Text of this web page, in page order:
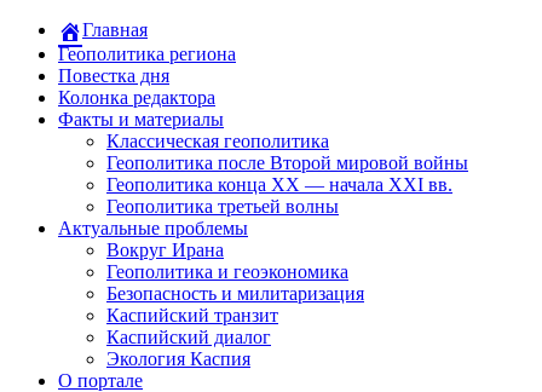
Главная
Геополитика региона
Повестка дня
Колонка редактора
Факты и материалы
Классическая геополитика
Геополитика после Второй мировой войны
Геополитика конца XX — начала XXI вв.
Геополитика третьей волны
Актуальные проблемы
Вокруг Ирана
Геополитика и геоэкономика
Безопасность и милитаризация
Каспийский транзит
Каспийский диалог
Экология Каспия
О портале